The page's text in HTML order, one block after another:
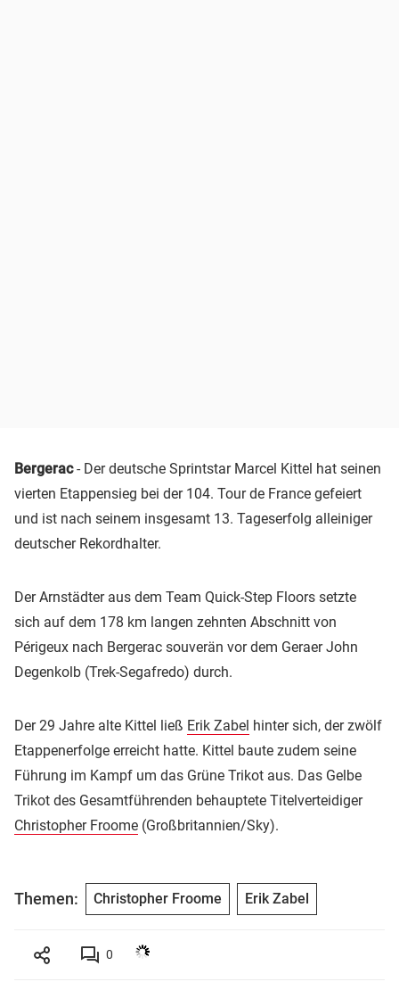
Bergerac- Der deutsche Sprintstar Marcel Kittel hat seinen
vierten Etappensieg bei der 104. Tour de France gefeiert
und ist nach seinem insgesamt 13. Tageserfolg alleiniger
deutscher Rekordhalter.
Der Arnstädter aus dem Team Quick-Step Floors setzte
sich auf dem 178 km langen zehnten Abschnitt von
Périgeux nach Bergerac souverän vor dem Geraer John
Degenkolb (Trek-Segafredo) durch.
Der 29 Jahre alte Kittel ließ Erik Zabel hinter sich, der zwölf
Etappenerfolge erreicht hatte. Kittel baute zudem seine
Führung im Kampf um das Grüne Trikot aus. Das Gelbe
Trikot des Gesamtführenden behauptete Titelverteidiger
Christopher Froome (Großbritannien/Sky).
Themen: Christopher Froome Erik Zabel
0